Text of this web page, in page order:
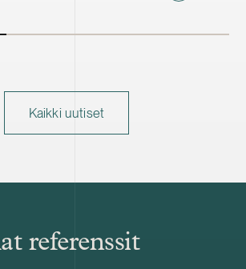
Kaikki uutiset
referenssit